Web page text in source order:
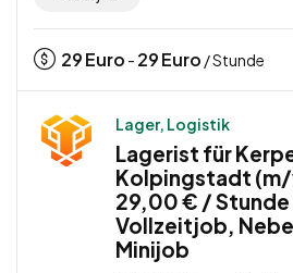
29Euro - 29Euro / Stunde
Lager, Logistik
Lagerist für
Kolpingstadt
29,00 € / Stunde
Vollzeitjob,
Minijob